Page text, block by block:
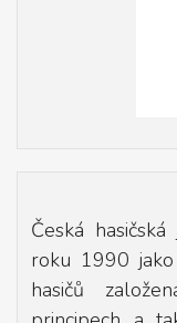
Česká
roku 1990
hasičů